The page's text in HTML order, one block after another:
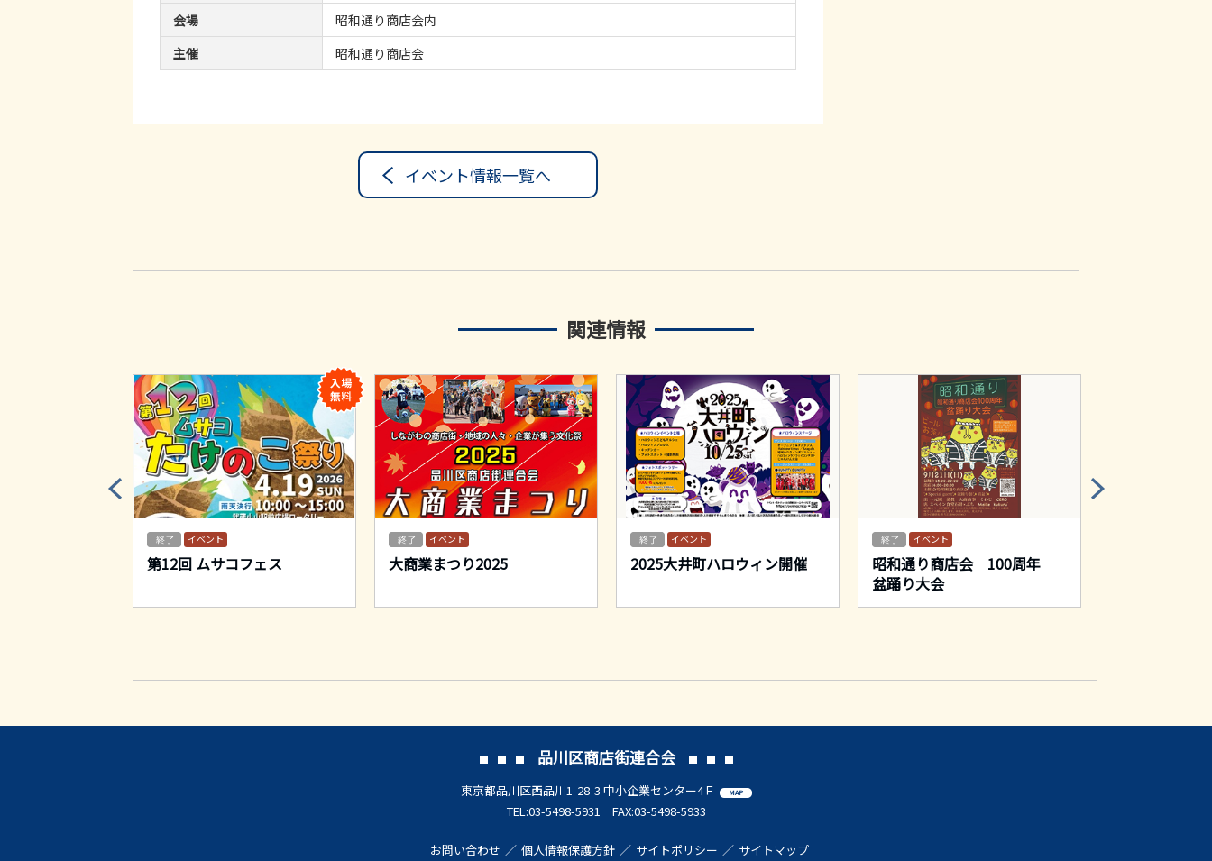
会場
昭和通り商店会内
主催
昭和通り商店会
イベント情報一覧へ
関連情報
イベント
第12回 ムサコフェス
イベント
大商業まつり2025
イベント
2025大井町ハロウィン開催
イベント
昭和通り商店会 100周年
盆踊り大会
品川区商店街連合会
東京都品川区西品川1-28-3 中小企業センター4Ｆ MAP
TEL:03-5498-5931 FAX:03-5498-5933
お問い合わせ 個人情報保護方針 サイトポリシー サイトマップ